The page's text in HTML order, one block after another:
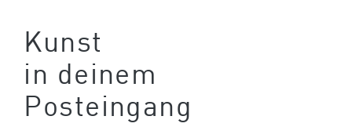
Kunst
in deinem
Posteingang